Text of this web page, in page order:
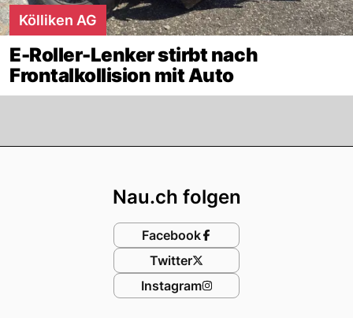
Kölliken AG
E-Roller-Lenker stirbt nach
Frontalkollision mit Auto
Nau.ch folgen
Facebook
Twitter
Instagram